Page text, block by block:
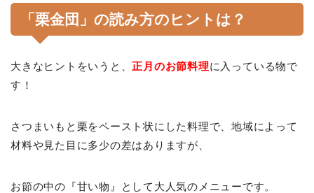
「栗金団」の読み方のヒントは？
大きなヒントをいうと、正月のお節料理に入っている物で
す！
さつまいもと栗をペースト状にした料理で、地域によって
材料や見た目に多少の差はありますが、
お節の中の『甘い物』として大人気のメニューです。